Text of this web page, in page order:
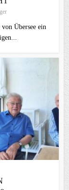
Übersee ein